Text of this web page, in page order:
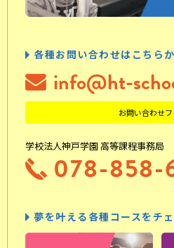
各種お問い合わせはこちら
info@ht-
お問い合わせ
学校法人神戸学園 高等課程事務局
078-858-
夢を叶える各種コースをチ